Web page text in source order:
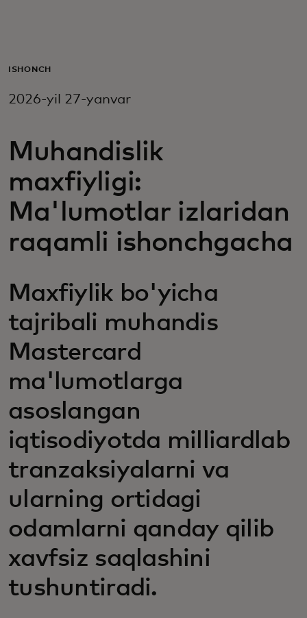
Biznes uchun
Innovatorlar uchun
Yangiliklar va trendlar
ISHONCH
2026-yil 27-yanvar
Muhandislik
maxfiyligi:
Ma'lumotlar izlaridan
raqamli ishonchgacha
Maxfiylik bo'yicha
tajribali muhandis
Mastercard
ma'lumotlarga
asoslangan
iqtisodiyotda milliardlab
tranzaksiyalarni va
ularning ortidagi
odamlarni qanday qilib
xavfsiz saqlashini
tushuntiradi.